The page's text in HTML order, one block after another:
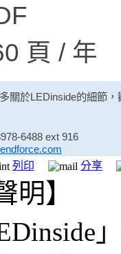
頁 / 年
關於LEDinside的細節，
6488 ext 916
列印 分享
明】